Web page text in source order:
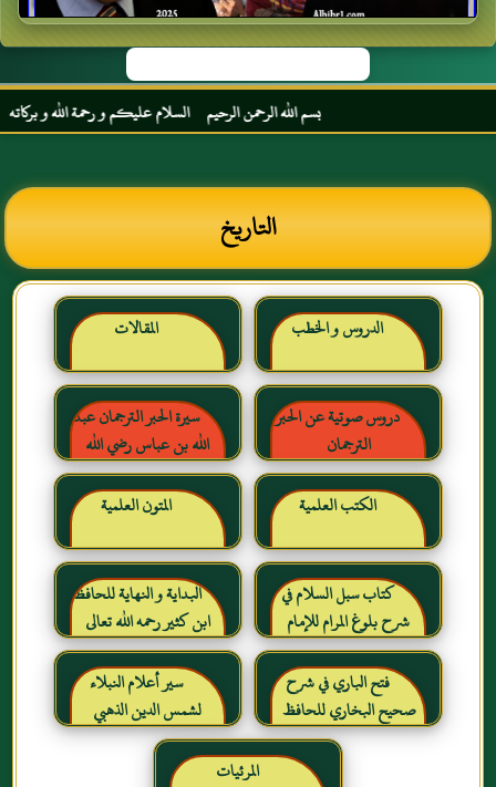
بسم الله الرحمن الرحيم السلام عليكم و رحمة الله و بركاته
التاريخ
الدروس و الخطب المقالات
دروس صوتية عن الحبر
الترجمان
سيرة الحبر الترجمان عبد
الله بن عباس رضي الله
عنهما
الكتب العلمية
المتون العلمية
كتاب سبل السلام في
شرح بلوغ المرام للإمام
الصنعاني رحمه الله
البداية و النهاية للحافظ
ابن كثير رحمه الله تعالى
فتح الباري في شرح
صحيح البخاري للحافظ
ابن حجر العسقلاني
سير أعلام النبلاء
لشمس الدين الذهبي
المرئيات